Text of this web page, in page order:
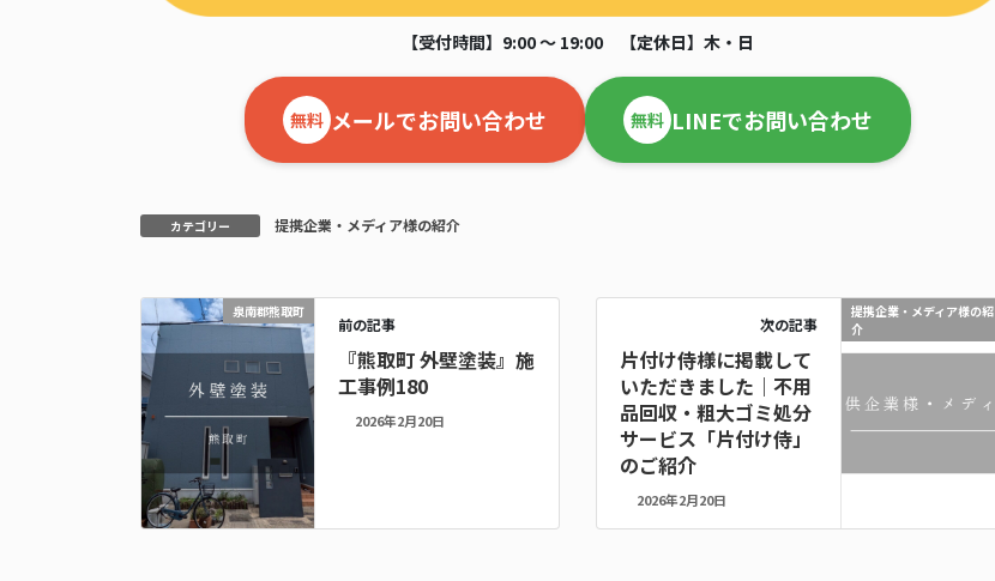
【受付時間】9:00 ～ 19:00 【定休日】木・日
無料 メールでお問い合わせ 無料 LINEでお問い合わせ
カテゴリー 提携企業・メディア様の紹介
泉南郡熊取町
前の記事
『熊取町 外壁塗装』施
工事例180
2026年2月20日
提携企業・メディア様の紹
介
次の記事
片付け侍様に掲載して
いただきました｜不用
品回収・粗大ゴミ処分
サービス「片付け侍」
のご紹介
2026年2月20日